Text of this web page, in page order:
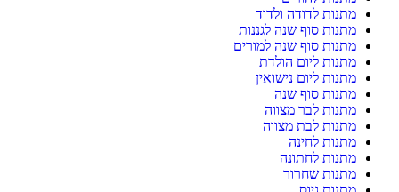
מתנות לדודה ולדוד
מתנות סוף שנה לגננות
מתנות סוף שנה למורים
מתנות ליום הולדת
מתנות ליום נישואין
מתנות סוף שנה
מתנות לבר מצווה
מתנות לבת מצווה
מתנות לחינה
מתנות לחתונה
מתנות שחרור